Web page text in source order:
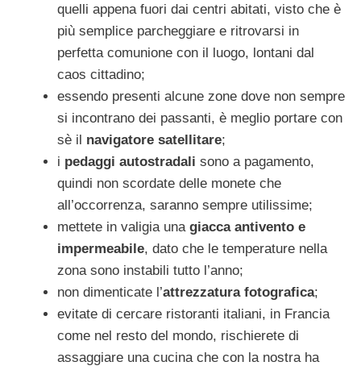
quelli appena fuori dai centri abitati, visto che è
più semplice parcheggiare e ritrovarsi in
perfetta comunione con il luogo, lontani dal
caos cittadino;
essendo presenti alcune zone dove non sempre
si incontrano dei passanti, è meglio portare con
sè il navigatore satellitare;
i pedaggi autostradali sono a pagamento,
quindi non scordate delle monete che
all’occorrenza, saranno sempre utilissime;
mettete in valigia una giacca antivento e
impermeabile, dato che le temperature nella
zona sono instabili tutto l’anno;
non dimenticate l’attrezzatura fotografica;
evitate di cercare ristoranti italiani, in Francia
come nel resto del mondo, rischierete di
assaggiare una cucina che con la nostra ha